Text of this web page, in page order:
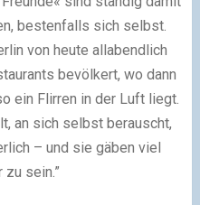
bestenfalls sich selbst.
von heute allabendlich
bevölkert, wo dann
ein Flirren in der Luft liegt.
an sich selbst berauscht,
– und sie gäben viel
sein.”